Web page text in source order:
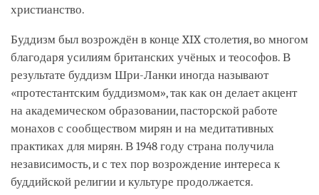
христианство.
Буддизм был возрождён в конце XIX столетия, во многом
благодаря усилиям британских учёных и теософов. В
результате буддизм Шри-Ланки иногда называют
«протестантским буддизмом», так как он делает акцент
на академическом образовании, пасторской работе
монахов с сообществом мирян и на медитативных
практиках для мирян. В 1948 году страна получила
независимость, и с тех пор возрождение интереса к
буддийской религии и культуре продолжается.